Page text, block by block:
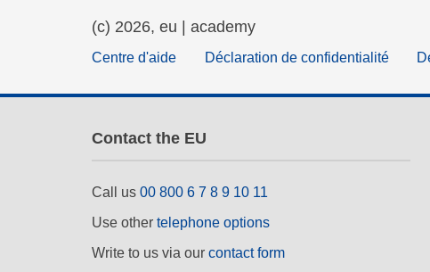
(c) 2026, eu | academy
Centre d'aide Déclaration de confidentialité
Contact the EU
Call us 00 800 6 7 8 9 10 11
Use other telephone options
Write to us via our contact form